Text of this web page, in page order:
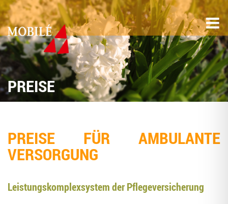
PREI­SE
PREI­SE FÜR AMBU­LAN­TE
VERSORGUNG
Leis­tungs­kom­plex­sys­tem der Pflegeversicherung